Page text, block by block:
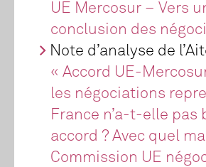
UE Mercosur – Vers
conclusion des
Note d’analyse de
« Accord UE-
les négociations
France n’a-t-elle pas
accord ? Avec quel
Commission UE